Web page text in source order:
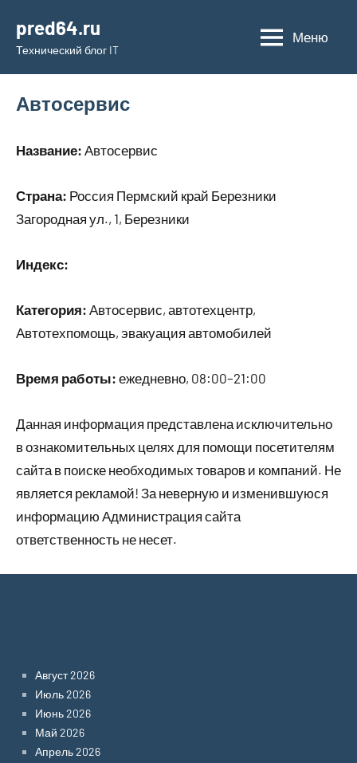
содержимому
pred64.ru
Технический блог IT
Меню
Автосервис
Название: Автосервис
Страна: Россия Пермский край Березники
Загородная ул., 1, Березники
Индекс:
Категория: Автосервис, автотехцентр,
Автотехпомощь, эвакуация автомобилей
Время работы: ежедневно, 08:00–21:00
Данная информация представлена исключительно
в ознакомительных целях для помощи посетителям
сайта в поиске необходимых товаров и компаний. Не
является рекламой! За неверную и изменившуюся
информацию Администрация сайта
ответственность не несет.
Август 2026
Июль 2026
Июнь 2026
Май 2026
Апрель 2026